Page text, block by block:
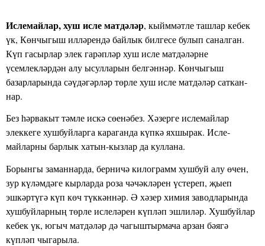
Ислемайлар, хуш исле матдәләр, кыйммәтле ташлар кебек
үк, Көн­чыгыш илләрендә байлык билгесе булып саналган.
Күп гасырлар элек гарәпләр хуш исле матдәләрне
үсемлекләрдән алу ысулларын белгәннәр. Көнчыгыш
базарларында сәүдәгәрләр төрле хуш исле матдәләр саткан­
нар.
Без һәрвакыт тәмле искә сөенәбез. Хәзерге ислемайлар
элеккеге хушбуйларга караганда күпкә яхшырак. Исле­
майларны барлык хатын-кызлар да куллана.
Борынгы заманнарда, берничә килограмм хушбуй алу өчен,
зур күләмдәге кырларда роза чәчәкләрен үстереп, җыеп
эшкәртүгә күп көч түккәннәр. Ә хәзер химия заводла­рында
хушбуйларның төрле ислеләрен күпләп эшлиләр. Хушбуйлар
кебек үк, югыч матдәләр дә чагыштырмача арзан бәягә
күпләп чыга­рыла.